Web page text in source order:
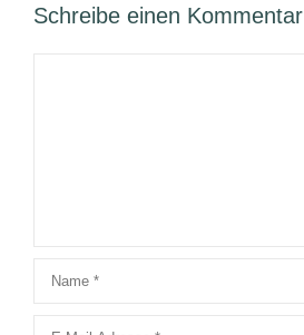
Schreibe einen Kommentar
Name